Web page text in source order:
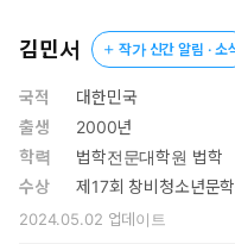
수는 운동을 시작하고 어
을 하고 거친 행동을 하고,
수는 권이철처럼 머리를 노
무겁고, 더러운 사람”이 되기
잊히지 않는 기억이 되고 싶
영영 지워지지 않은 채 남
호구보다는 개새끼가 오래 남
김민서 작가 신간 알림 · 소
국적
대한민국
출생
2000년
학력
법학전문대학원 법학
수상
제17회 창비청소년문
2024.05.02 업데이트